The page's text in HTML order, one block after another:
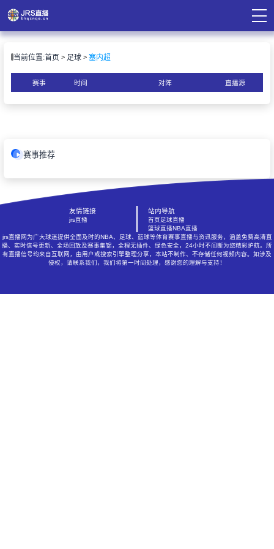
播
播
当前位置:首页 足球 塞内超
赛事 时间 对阵 直播源
赛事推荐
友情链接
jrs直播
站内导航
首页足球直播
篮球直播NBA直播
jrs直播网为广大球迷提供全面及时的NBA、足球、篮球等体育赛事直播与资讯服务，涵盖免费高清直
播、实时信号更新、全场回放及赛事集锦，全程无插件、绿色安全，24小时不间断为您精彩护航。所
有直播信号均来自互联网，由用户或搜索引擎整理分享，本站不制作、不存储任何视频内容。如涉及
侵权，请联系我们，我们将第一时间处理，感谢您的理解与支持！